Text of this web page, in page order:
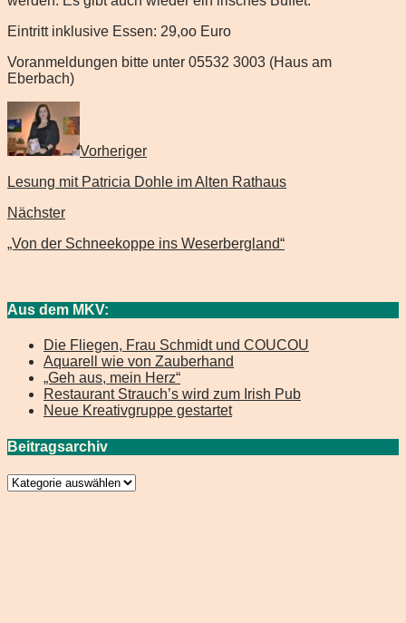
Eintritt inklusive Essen: 29,oo Euro
Voranmeldungen bitte unter 05532 3003 (Haus am
Eberbach)
Vorheriger
Lesung mit Patricia Dohle im Alten Rathaus
Nächster
„Von der Schneekoppe ins Weserbergland“
Aus dem MKV:
Die Fliegen, Frau Schmidt und COUCOU
Aquarell wie von Zauberhand
„Geh aus, mein Herz“
Restaurant Strauch’s wird zum Irish Pub
Neue Kreativgruppe gestartet
Beitragsarchiv
Beitragsarchiv